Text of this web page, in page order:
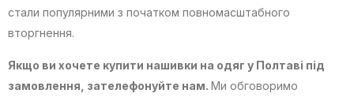
стали популярними з початком повномасштабного
вторгнення.
Якщо ви хочете купити нашивки на одяг у Полтаві під
замовлення, зателефонуйте нам. Ми обговоримо